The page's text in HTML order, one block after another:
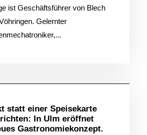
ist Geschäftsführer von Blech
Gelernter
statt einer Speisekarte
In Ulm eröffnet
Gastronomiekonzept.